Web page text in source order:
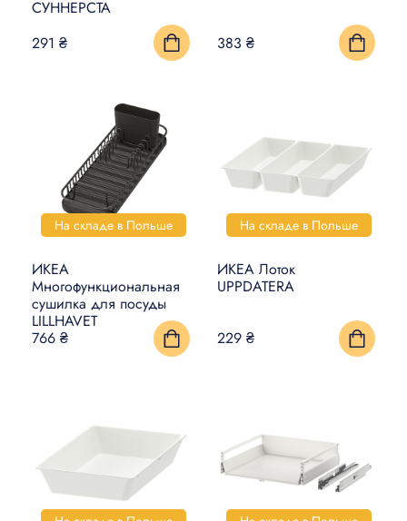
СУННЕРСТА
291 ₴
383 ₴
На складе в Польше
ИКЕА
Многофункциональная
сушилка для посуды
LILLHAVET
766 ₴
На складе в Польше
ИКЕА Лоток
UPPDATERA
229 ₴